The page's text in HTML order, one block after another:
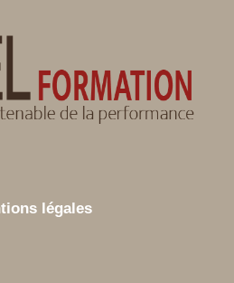
légales